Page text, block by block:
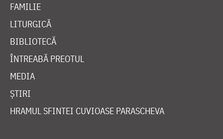
FAMILIE
LITURGICĂ
BIBLIOTECĂ
ÎNTREABĂ PREOTUL
MEDIA
ȘTIRI
HRAMUL SFINTEI CUVIOASE PARASCHEVA